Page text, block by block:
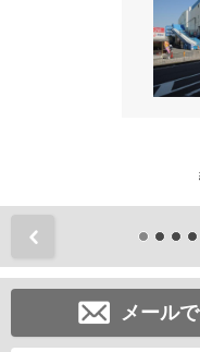
メール